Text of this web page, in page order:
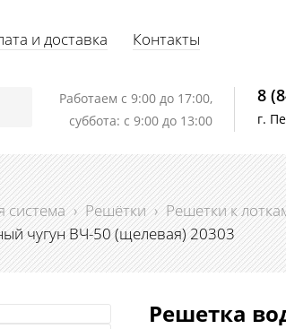
и доставка Контакты
Работаем c 9:00 до 17:00,
суббота: с 9:00 до 13:00
8
г.
система › Решётки › Решетки к
чугун ВЧ-50 (щелевая) 20303
Решетка